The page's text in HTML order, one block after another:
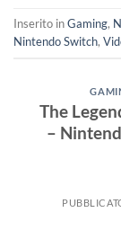
Inserito inGaming,
Nintendo Switch,
The
–